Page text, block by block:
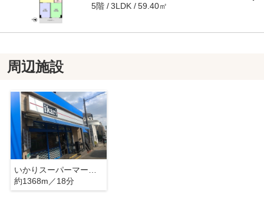
5階 3LDK 59.40㎡
周辺施設
約1368m／18分